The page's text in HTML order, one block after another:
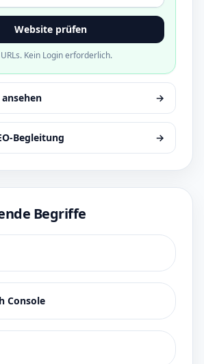
Website prüfen
Kein Login erforderlich.
→
Begleitung →
Begriffe
Console